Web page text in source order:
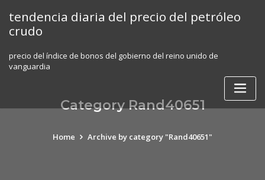
content
tendencia diaria del precio del petróleo
crudo
precio del índice de bonos del gobierno del reino unido de
vanguardia
Category Rand40651
Home Archive by category "Rand40651"